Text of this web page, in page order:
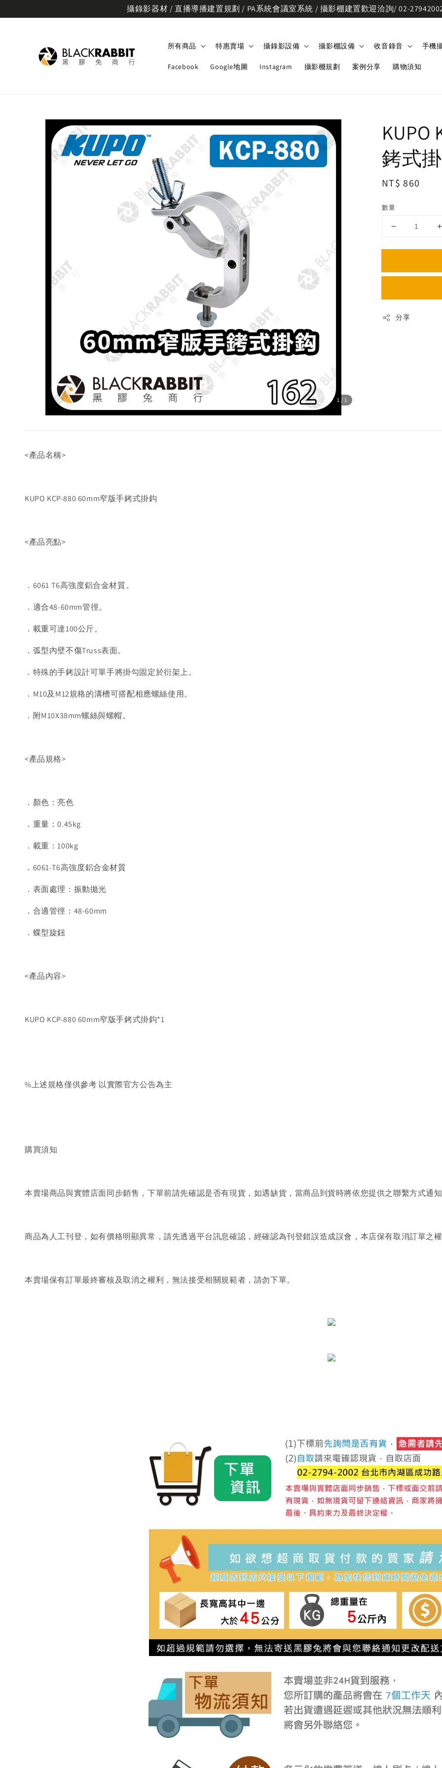
攝錄影器材 / 直播導播建置規劃 / PA系統會議室系統 / 攝影棚建置歡迎洽詢/ 02-
所有商品 特惠賣場 攝錄影設備 攝影棚設備 收音錄音 手機
Facebook Google地圖 Instagram 攝影棚規劃 案例分享 購物須知
1/1
KUPO
銬式
Regular
NT$ 860
數量
分享
<產品名稱>
KUPO KCP-880 60mm窄版手銬式掛鈎
<產品亮點>
．6061 T6高強度鋁合金材質。
．適合48-60mm管徑。
．載重可達100公斤。
．弧型內壁不傷Truss表面。
．特殊的手銬設計可單手將掛勾固定於衍架上。
．M10及M12規格的溝槽可搭配相應螺絲使用。
．附M10X38mm螺絲與螺帽。
<產品規格>
．顏色：亮色
．重量：0.45kg
．載重：100kg
．6061-T6高強度鋁合金材質
．表面處理：振動拋光
．合適管徑：48-60mm
．蝶型旋鈕
<產品內容>
KUPO KCP-880 60mm窄版手銬式掛鈎*1
%上述規格僅供參考 以實際官方公告為主
購買須知
本賣場商品與實體店面同步銷售，下單前請先確認是否有現貨，如遇缺貨，當商品到貨時將依您提供之聯繫方式通知
商品為人工刊登，如有價格明顯異常，請先透過平台訊息確認，經確認為刊登錯誤造成誤會，本店保有取消訂單之權
本賣場保有訂單最終審核及取消之權利，無法接受相關規範者，請勿下單。